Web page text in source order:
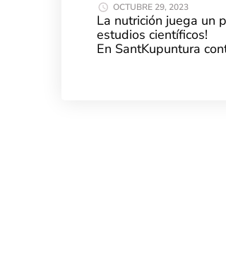
OCTUBRE 29, 2023
La nutrición juega un
estudios científicos!
En SantKupuntura